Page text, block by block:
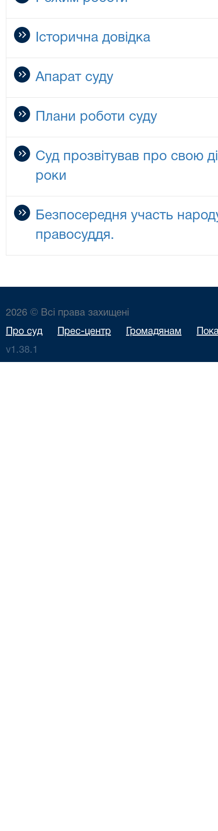
Історична довідка
Апарат суду
Плани роботи суду
Суд прозвітував про свою
роки
Безпосередня участь
правосуддя.
2026 © Всі права захищені
Про суд Прес-центр Громадянам
v1.38.1